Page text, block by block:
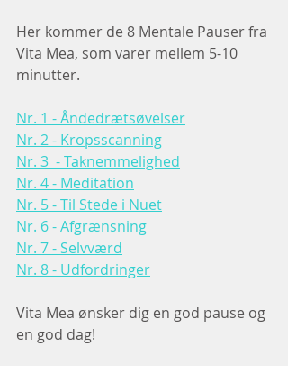
Her kommer de 8 Mentale Pauser fra
Vita Mea, som varer mellem 5-10
minutter.
Nr. 1 - Åndedrætsøvelser
Nr. 2 - Kropsscanning
Nr. 3  - Taknemmelighed
Nr. 4 - Meditation
Nr. 5 - Til Stede i Nuet
Nr. 6 - Afgrænsning
Nr. 7 - Selvværd
Nr. 8 - Udfordringer
Vita Mea ønsker dig en god pause og
en god dag!